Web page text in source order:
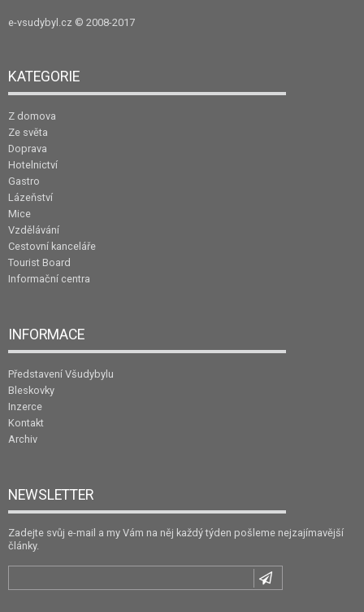
e-vsudybyl.cz © 2008-2017
KATEGORIE
Z domova
Ze světa
Doprava
Hotelnictví
Gastro
Lázeňství
Mice
Vzdělávání
Cestovní kanceláře
Tourist Board
Informační centra
INFORMACE
Představení Všudybylu
Bleskovky
Inzerce
Kontakt
Archiv
NEWSLETTER
Zadejte svůj e-mail a my Vám na něj každý týden pošleme nejzajímavější
články.